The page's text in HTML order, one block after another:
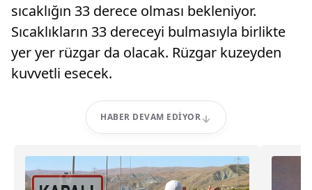
sıcaklığın 33 derece olması bekleniyor.
Sıcaklıkların 33 dereceyi bulmasıyla birlikte
yer yer rüzgar da olacak. Rüzgar kuzeyden
kuvvetli esecek.
HABER DEVAM EDIYOR